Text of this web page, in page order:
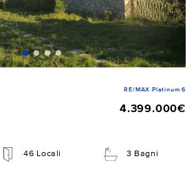
RE/MAX Platinum 6
4.399.000€
46 Locali 3 Bagni